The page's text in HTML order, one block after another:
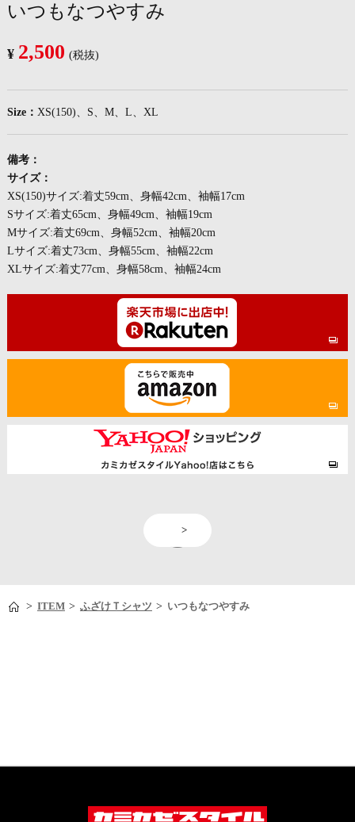
いつもなつやすみ
¥ 2,500 (税抜)
Size： XS(150)、S、M、L、XL
備考：
サイズ：
XS(150)サイズ:着丈59cm、身幅42cm、袖幅17cm
Sサイズ:着丈65cm、身幅49cm、袖幅19cm
Mサイズ:着丈69cm、身幅52cm、袖幅20cm
Lサイズ:着丈73cm、身幅55cm、袖幅22cm
XLサイズ:着丈77cm、身幅58cm、袖幅24cm
>
> ITEM > ふざけＴシャツ > いつもなつやすみ